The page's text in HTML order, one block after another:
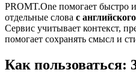
PROMT.One помогает быстро
отдельные слова с
Сервис учитывает контекст,
помогает сохранять смысл и
Как пользоваться: